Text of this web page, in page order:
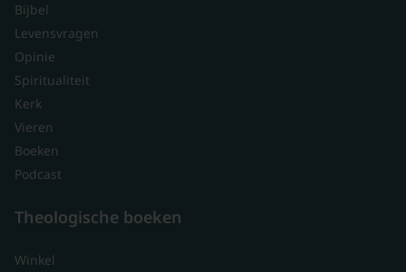
Bijbel
Levensvragen
Opinie
Spiritualiteit
Kerk
Vieren
Boeken
Podcast
Theologische boeken
Winkel